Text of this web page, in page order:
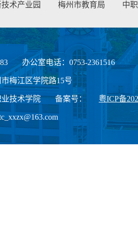
术产业园 梅州市教育局 中
办公室电话：0753-2361516
梅江区学院路15号
业技术学院 备案号： 粤ICP备